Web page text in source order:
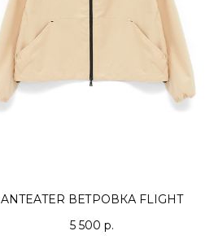
ANTEATER ВЕТРОВКА FLIGHT
5 500 р.